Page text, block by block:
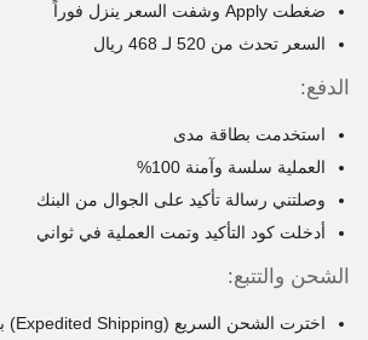
ضغطت Apply وشفت السعر ينزل فوراً
السعر تحدث من 520 لـ 468 ريال
الدفع:
استخدمت بطاقة مدى
العملية سلسة وآمنة 100%
وصلتني رسالة تأكيد على الجوال من البنك
أدخلت كود التأكيد وتمت العملية في ثواني
الشحن والتتبع:
اخترت الشحن السريع (Expedited Shipping) بـ 65 ريال إضافية